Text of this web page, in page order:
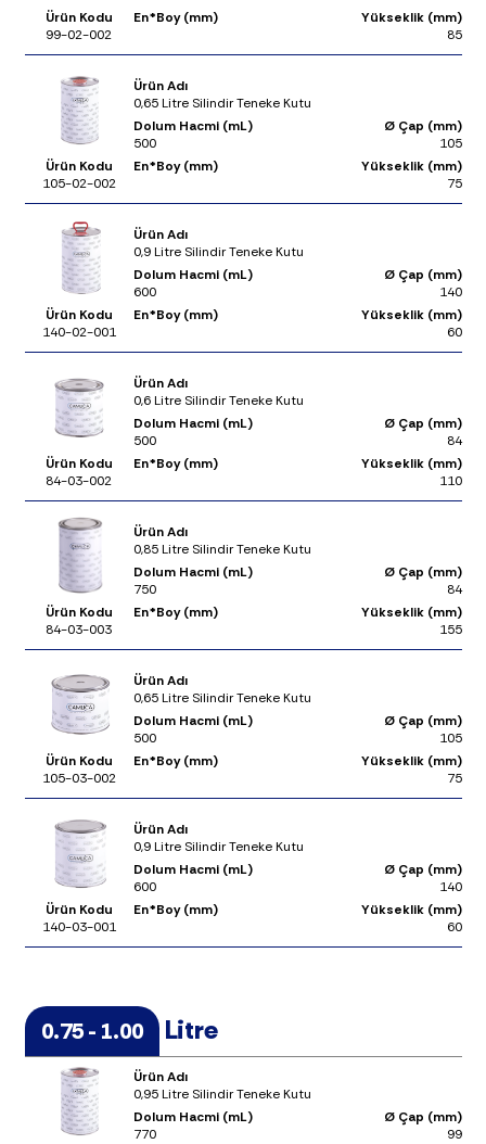
Ürün Kodu
99-02-002
En*Boy (mm)
Yükseklik (mm)
85
Ürün Adı
0,65 Litre Silindir Teneke Kutu
Dolum Hacmi (mL)
500
Ø Çap (mm)
105
Ürün Kodu
105-02-002
En*Boy (mm)
Yükseklik (mm)
75
Ürün Adı
0,9 Litre Silindir Teneke Kutu
Dolum Hacmi (mL)
600
Ø Çap (mm)
140
Ürün Kodu
140-02-001
En*Boy (mm)
Yükseklik (mm)
60
Ürün Adı
0,6 Litre Silindir Teneke Kutu
Dolum Hacmi (mL)
500
Ø Çap (mm)
84
Ürün Kodu
84-03-002
En*Boy (mm)
Yükseklik (mm)
110
Ürün Adı
0,85 Litre Silindir Teneke Kutu
Dolum Hacmi (mL)
750
Ø Çap (mm)
84
Ürün Kodu
84-03-003
En*Boy (mm)
Yükseklik (mm)
155
Ürün Adı
0,65 Litre Silindir Teneke Kutu
Dolum Hacmi (mL)
500
Ø Çap (mm)
105
Ürün Kodu
105-03-002
En*Boy (mm)
Yükseklik (mm)
75
Ürün Adı
0,9 Litre Silindir Teneke Kutu
Dolum Hacmi (mL)
600
Ø Çap (mm)
140
Ürün Kodu
140-03-001
En*Boy (mm)
Yükseklik (mm)
60
0.75 - 1.00 Litre
Ürün Adı
0,95 Litre Silindir Teneke Kutu
Dolum Hacmi (mL)
770
Ø Çap (mm)
99